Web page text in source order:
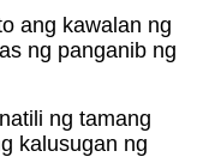
ang kawalan ng
ng panganib ng
ng tamang
kalusugan ng